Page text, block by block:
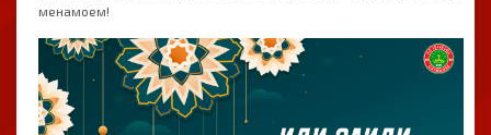
менамоем!